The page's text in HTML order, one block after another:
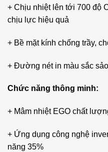
+ Chịu nhiệt lên tới 700 độ
chịu lực hiệu quả
+ Bề mặt kính chống trầy,
+ Đường nét in màu sắc
Chức năng thông minh:
+ Mâm nhiệt EGO chất
+ Ứng dụng công nghệ
năng 35%